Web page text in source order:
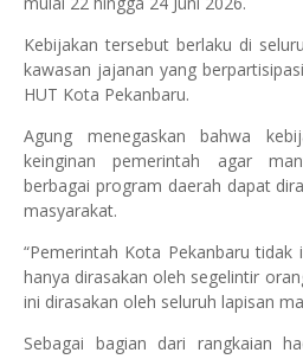
Kebijakan tersebut berlaku di
kawasan jajanan yang
HUT Kota Pekanbaru.
Agung menegaskan bahwa
keinginan pemerintah agar
berbagai program daerah dapat
masyarakat.
“Pemerintah Kota Pekanbaru
hanya dirasakan oleh segelintir
ini dirasakan oleh seluruh lapisan
Sebagai bagian dari rangkaian